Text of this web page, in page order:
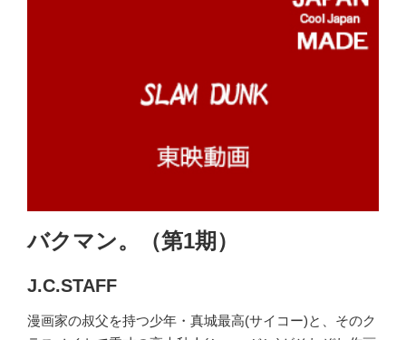
バクマン。（第1期）
J.C.STAFF
漫画家の叔父を持つ少年・真城最高(サイコー)と、そのク